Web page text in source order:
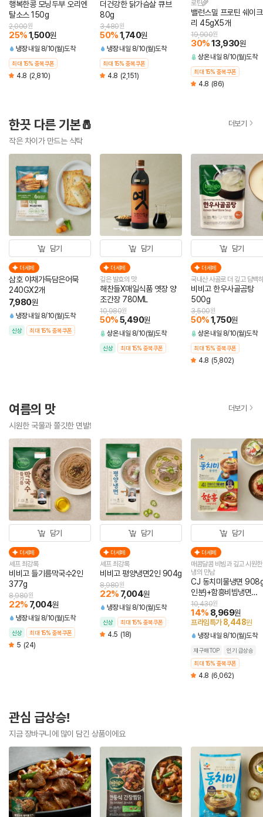
행복한콩 모닝두부 오리엔
탈소스 150g
25%1,500원
2,000원
냉장 내일 8/10(월)도착
최대 15% 중복쿠폰
4.8 (2,810)
더건강한 닭가슴살 큐브
80g
50%1,740원
3,480원
냉장 내일 8/10(월)도착
최대 15% 중복쿠폰
4.8 (2,151)
로틴🌾
밸런스밀 프로틴 쉐이
리 45gX5개
30%13,930원
19,900원
상온 내일 8/10(월)도착
최대 15% 중복쿠폰
4.8 (86)
한끗 다른 기본🧂
작은 차이가 만드는 식탁
더보기
담기
더세페
삼호 야채가득담은어묵
240GX2개
7,980원
냉장 내일 8/10(월)도착
신상 최대 15% 중복쿠폰
담기
더세페
깊은 발효의 맛
해찬들X매일식품 옛장 양
조간장 780ML
50%5,490원
10,980원
상온 내일 8/10(월)도착
신상 최대 15% 중복쿠폰
담기
더세페
국내산 사골로 더 깊고 담백
비비고 한우사골곰탕
500g
50%1,750원
3,500원
상온 내일 8/10(월)도착
최대 15% 중복쿠폰
4.8 (5,802)
여름의 맛
시원한 국물과 쫄깃한 면발!
더보기
담기
더세페
셰프 최강록
비비고 들기름막국수2인
377g
22% 7,004원
8,980원
냉장 내일 8/10(월)도착
신상 최대 15% 중복쿠폰
5 (24)
담기
더세페
셰프 최강록
비비고 평양냉면2인 904g
22% 7,004원
8,980원
냉장 내일 8/10(월)도착
신상 최대 15% 중복쿠폰
4.5 (18)
담기
더세페
매콤달콤 비빔과 깊고 시원
냉의 만남
CJ 동치미물냉면
인분)+함흥비빔냉면
474.4g(2인분)
14% 8,969원
10,430원
프라임특가 8,448원
냉장 내일 8/10(월)도착
재구매TOP
인기 급상승
최대 15% 중복쿠폰
4.8 (6,062)
관심 급상승!
지금 장바구니에 많이 담긴 상품이에요